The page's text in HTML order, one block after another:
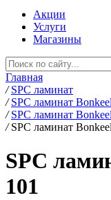
Акции
Услуги
Магазины
Главная
/ SPC ламинат
/ SPC ламинат Bonkeel
/ SPC ламинат
/ SPC ламинат
SPC
101